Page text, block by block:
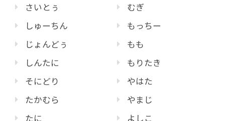
さいとぅ
しゅーちん
じょんどぅ
しんたに
そにどり
たかむら
たに
むぎ
もっちー
もも
もりたき
やはた
やまじ
よしこ